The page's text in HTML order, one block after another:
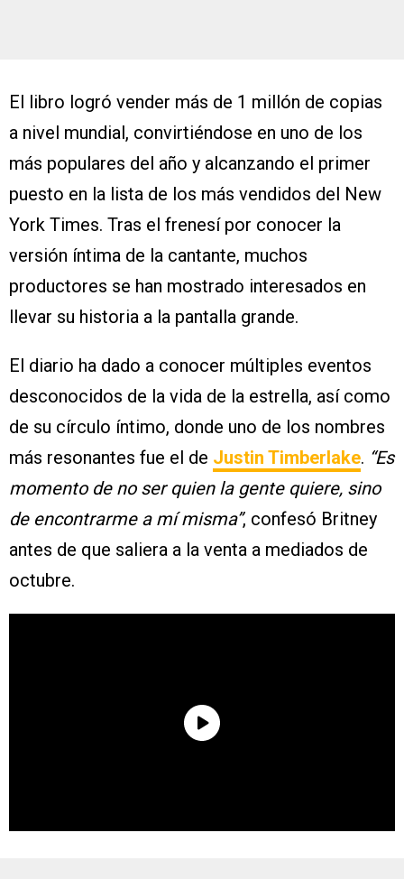
El libro logró vender más de 1 millón de copias
a nivel mundial, convirtiéndose en uno de los
más populares del año y alcanzando el primer
puesto en la lista de los más vendidos del New
York Times. Tras el frenesí por conocer la
versión íntima de la cantante, muchos
productores se han mostrado interesados en
llevar su historia a la pantalla grande.
El diario ha dado a conocer múltiples eventos
desconocidos de la vida de la estrella, así como
de su círculo íntimo, donde uno de los nombres
más resonantes fue el de Justin Timberlake. “Es
momento de no ser quien la gente quiere, sino
de encontrarme a mí misma”, confesó Britney
antes de que saliera a la venta a mediados de
octubre.